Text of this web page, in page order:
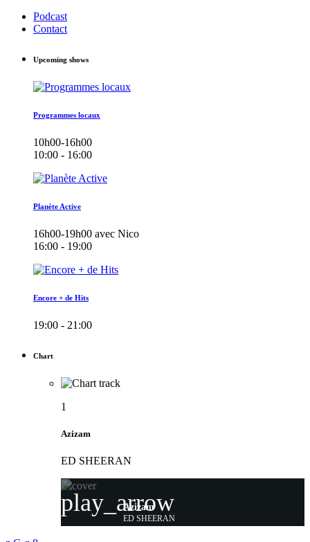
Podcast
Contact
Upcoming shows
Programmes locaux
10h00-16h00
10:00 - 16:00
Planète Active
16h00-19h00 avec Nico
16:00 - 19:00
Encore + de Hits
19:00 - 21:00
Chart
1
Azizam
ED SHEERAN
play_arrow
Azizam
ED SHEERAN